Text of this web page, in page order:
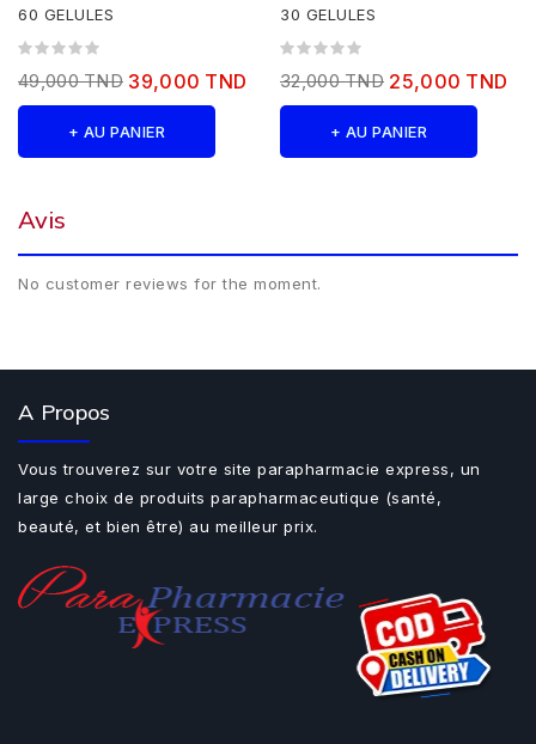
60 GELULES
49,000 TND 39,000 TND
+ AU PANIER
30 GELULES
32,000 TND 25,000 TND
+ AU PANIER
Avis
No customer reviews for the moment.
A Propos
Vous trouverez sur votre site parapharmacie express, un
large choix de produits parapharmaceutique (santé,
beauté, et bien être) au meilleur prix.